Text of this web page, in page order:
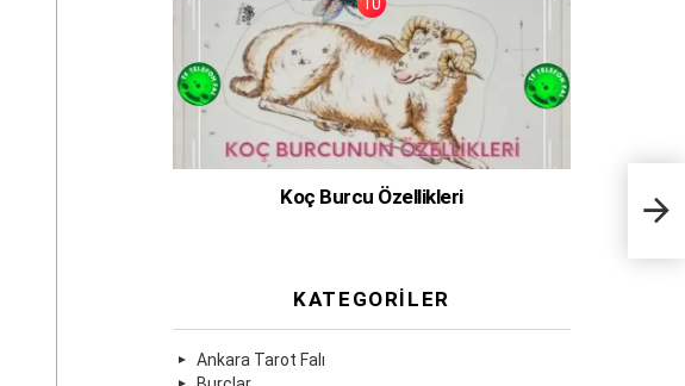
Koç Burcu Özellikleri
KATEGORILER
Ankara Tarot Falı